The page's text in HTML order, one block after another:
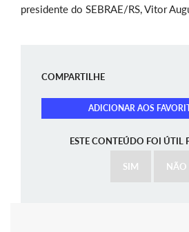
presidente do SEBRAE/RS, Vitor
COMPARTILHE
ADICIONAR AOS
ESTE CONTEÚDO FOI ÚTIL
SIM NÃO